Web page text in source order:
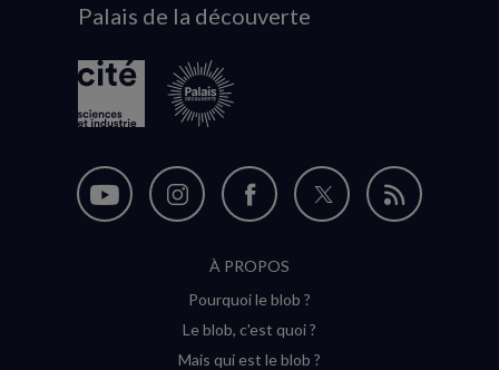
logo
Palais de la découverte
Nous
Nous
Instagram
(nouvelle
Nous
sur
Facebook
(nouvelle
Nous
Flux
À PROPOS
Pourquoi le blob ?
Le blob, c'est quoi ?
Mais qui est le blob ?